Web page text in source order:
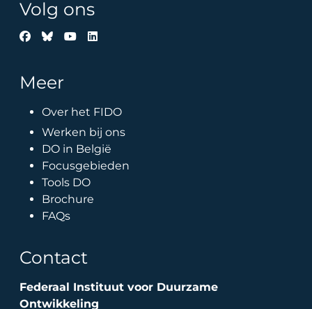
Volg ons
Meer
Over het FIDO
Werken bij ons
DO in België
Focusgebieden
Tools DO
Brochure
FAQs
Contact
Federaal Instituut voor Duurzame
Ontwikkeling